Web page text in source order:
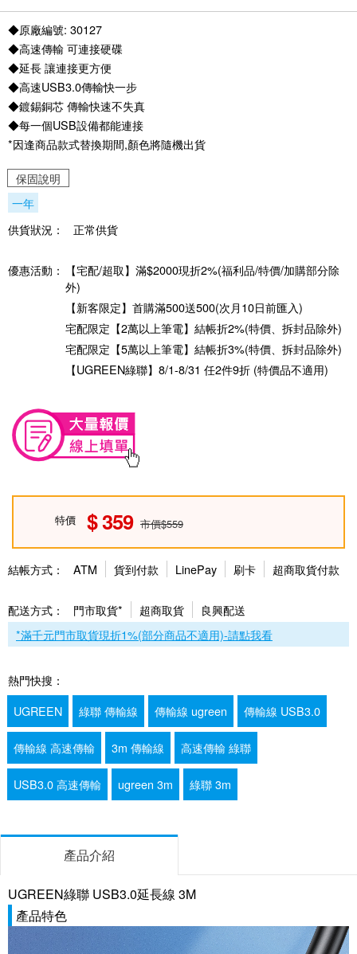
◆原廠編號: 30127
◆高速傳輸 可連接硬碟
◆延長 讓連接更方便
◆高速USB3.0傳輸快一步
◆鍍錫銅芯 傳輸快速不失真
◆每一個USB設備都能連接
*因逢商品款式替換期間,顏色將隨機出貨
保固說明
一年
供貨狀況：
正常供貨
優惠活動：
【宅配/超取】滿$2000現折2%(福利品/特價/加購部分除
外)
【新客限定】首購滿500送500(次月10日前匯入)
宅配限定【2萬以上筆電】結帳折2%(特價、拆封品除外)
宅配限定【5萬以上筆電】結帳折3%(特價、拆封品除外)
【UGREEN綠聯】8/1-8/31 任2件9折 (特價品不適用)
特價 359 市價$559
結帳方式： ATM 貨到付款 LinePay 刷卡 超商取貨付款
配送方式： 門市取貨* 超商取貨
良興配送
*滿千元門市取貨現折1%(部分商品不適用)-請點我看
熱門快搜：
UGREEN
綠聯 傳輸線 傳輸線 ugreen 傳輸線 USB3.0
傳輸線 高速傳輸 3m 傳輸線 高速傳輸 綠聯
USB3.0 高速傳輸 ugreen 3m 綠聯 3m
產品介紹
UGREEN綠聯 USB3.0延長線 3M
產品特色